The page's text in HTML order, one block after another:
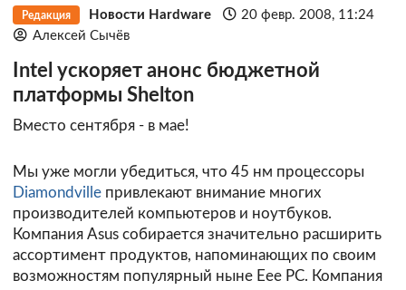
Редакция Новости Hardware
20 февр. 2008, 11:24
Алексей Сычёв
Intel ускоряет анонс бюджетной
платформы Shelton
Вместо сентября - в мае!
Мы уже могли убедиться, что 45 нм процессоры
Diamondville привлекают внимание многих
производителей компьютеров и ноутбуков.
Компания Asus собирается значительно расширить
ассортимент продуктов, напоминающих по своим
возможностям популярный ныне Eee PC. Компания